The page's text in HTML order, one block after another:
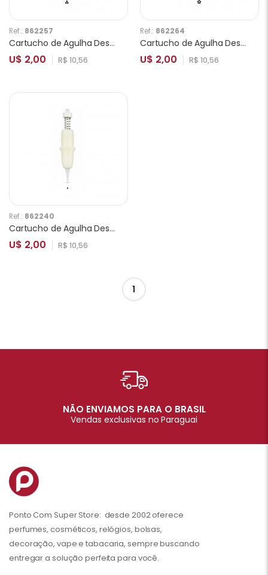
Ref.: 862257
Cartucho de Agulha Descartável Charmant para Tatuagem 3R
U$ 2,00 R$ 10,56
Ref.: 862264
Cartucho de Agulha Descartável Charmant para Tatuagem 5R
U$ 2,00 R$ 10,56
Ref.: 862240
Cartucho de Agulha Descartável Charmant para Tatuagem 1R
U$ 2,00 R$ 10,56
1
NÃO ENVIAMOS PARA O BRASIL
Vendas exclusivas no Paraguai
Ponto Com Super Store: desde 2002 oferece
perfumes, cosméticos, relógios, bolsas,
decoração, vape e tabacaria, sempre buscando
entregar a solução perfeita para você.